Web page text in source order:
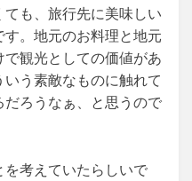
ても、旅行先に美味しい
。地元のお料理と地元
観光としての価値があ
う素敵なものに触れて
だろうなぁ、と思うので
を考えていたらしいで